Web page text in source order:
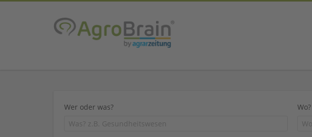
Wer oder was? Wo?